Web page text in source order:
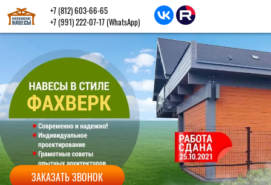
ЗАКАЗАТЬ ЗВОНОК
+7 (812) 603-66-65
+7 (991) 222-07-17 (WhatsApp)